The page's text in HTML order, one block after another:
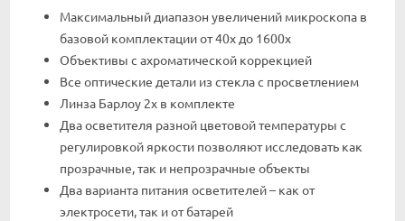
Максимальный диапазон увеличений микроскопа в
базовой комплектации от 40х до 1600х
Объективы с ахроматической коррекцией
Все оптические детали из стекла с просветлением
Линза Барлоу 2х в комплекте
Два осветителя разной цветовой температуры с
регулировкой яркости позволяют исследовать как
прозрачные, так и непрозрачные объекты
Два варианта питания осветителей – как от
электросети, так и от батарей